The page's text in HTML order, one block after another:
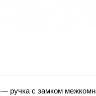
— ручка с замком